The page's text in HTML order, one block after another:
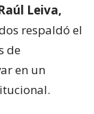
Leiva,
respaldó el
de
en un